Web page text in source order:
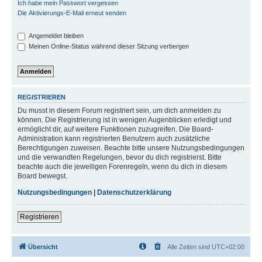
Ich habe mein Passwort vergessen
Die Aktivierungs-E-Mail erneut senden
Angemeldet bleiben
Meinen Online-Status während dieser Sitzung verbergen
REGISTRIEREN
Du musst in diesem Forum registriert sein, um dich anmelden zu
können. Die Registrierung ist in wenigen Augenblicken erledigt und
ermöglicht dir, auf weitere Funktionen zuzugreifen. Die Board-
Administration kann registrierten Benutzern auch zusätzliche
Berechtigungen zuweisen. Beachte bitte unsere Nutzungsbedingungen
und die verwandten Regelungen, bevor du dich registrierst. Bitte
beachte auch die jeweiligen Forenregeln, wenn du dich in diesem
Board bewegst.
Nutzungsbedingungen
Datenschutzerklärung
Registrieren
Übersicht Alle Zeiten sind UTC+02:00